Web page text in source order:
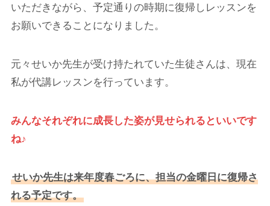
いただきながら、予定通りの時期に復帰しレッスンを
お願いできることになりました。
元々せいか先生が受け持たれていた生徒さんは、現在
私が代講レッスンを行っています。
みんなそれぞれに成長した姿が見せられるといいです
ね♪
せいか先生は来年度春ごろに、担当の金曜日に復帰さ
れる予定です。